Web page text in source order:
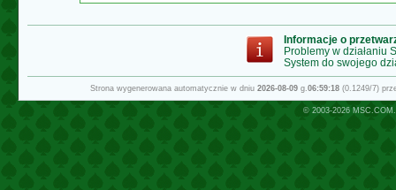
Informacje o
Problemy w działaniu
System do swojego
Strona wygenerowana automatycznie w dniu 2026-08-09g.06:59:18(0.1249/7)
© 2003-2026